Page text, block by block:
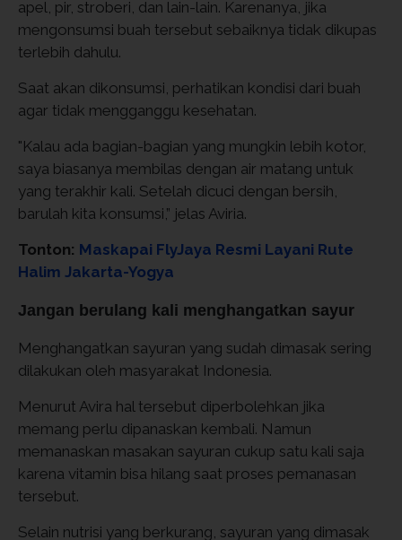
apel, pir, stroberi, dan lain-lain. Karenanya, jika
mengonsumsi buah tersebut sebaiknya tidak dikupas
terlebih dahulu.
Saat akan dikonsumsi, perhatikan kondisi dari buah
agar tidak mengganggu kesehatan.
"Kalau ada bagian-bagian yang mungkin lebih kotor,
saya biasanya membilas dengan air matang untuk
yang terakhir kali. Setelah dicuci dengan bersih,
barulah kita konsumsi,” jelas Aviria.
Tonton: Maskapai FlyJaya Resmi Layani Rute
Halim Jakarta-Yogya
Jangan berulang kali menghangatkan sayur
Menghangatkan sayuran yang sudah dimasak sering
dilakukan oleh masyarakat Indonesia.
Menurut Avira hal tersebut diperbolehkan jika
memang perlu dipanaskan kembali. Namun
memanaskan masakan sayuran cukup satu kali saja
karena vitamin bisa hilang saat proses pemanasan
tersebut.
Selain nutrisi yang berkurang, sayuran yang dimasak